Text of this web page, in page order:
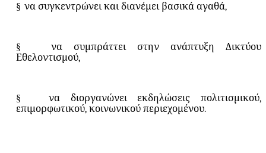
§ να συγκεντρώνει και διανέμει βασικά αγαθά,
§
να συμπράττει στην ανάπτυξη Δικτύου
Εθελοντισμού,
§
να διοργανώνει εκδηλώσεις πολιτισμικού,
επιμορφωτικού, κοινωνικού περιεχομένου.